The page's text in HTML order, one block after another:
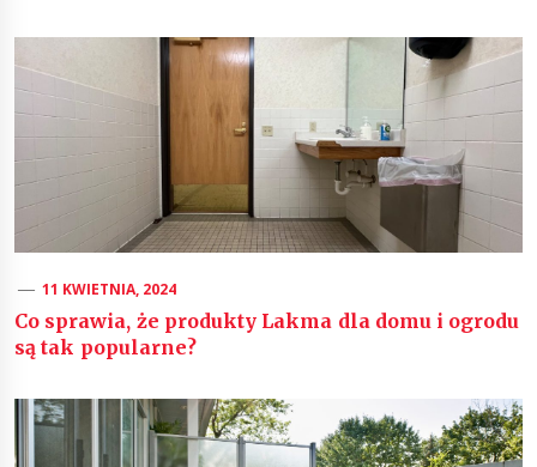
11 KWIETNIA, 2024
Co sprawia, że produkty Lakma dla domu i ogrodu
są tak popularne?